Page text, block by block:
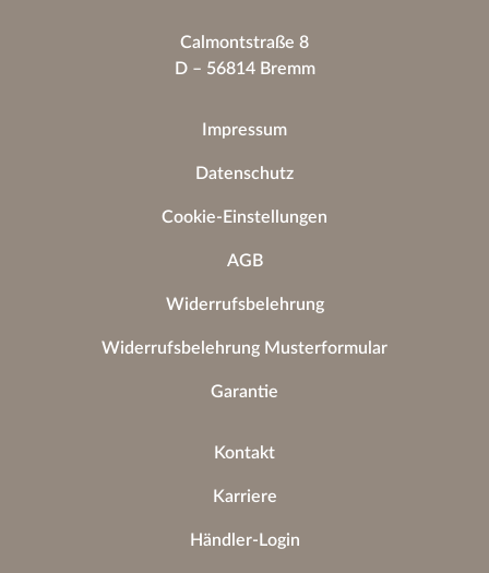
Calmontstraße 8
D – 56814 Bremm
Impressum
Datenschutz
Cookie-Einstellungen
AGB
Widerrufsbelehrung
Widerrufsbelehrung Musterformular
Garantie
Kontakt
Karriere
Händler-Login